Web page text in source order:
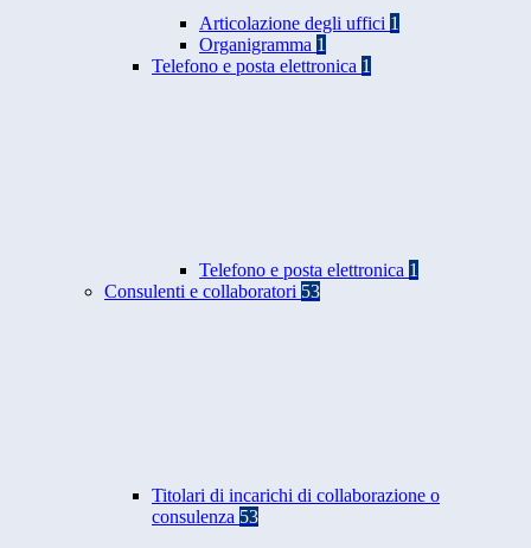
Articolazione degli uffici 1
Organigramma 1
Telefono e posta elettronica 1
Telefono e posta elettronica 1
Consulenti e collaboratori 53
Titolari di incarichi di collaborazione o
consulenza 53